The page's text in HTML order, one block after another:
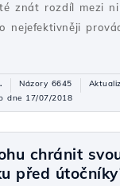
znát rozdíl mezi
nejefektivněji
Názory 6645
dne 17/07/2018
chránit
před